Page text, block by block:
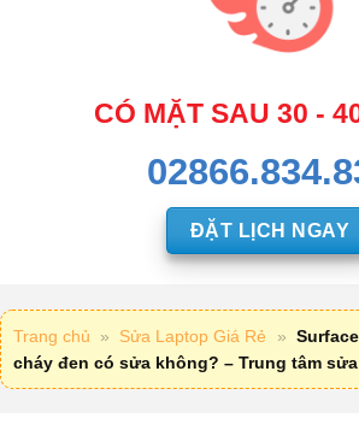
CÓ MẶT SAU 30 -
ĐẶT LỊCH NGAY
Trang chủ » Sửa Laptop Giá Rẻ »
cháy đen có sửa không? – Trung tâm sửa